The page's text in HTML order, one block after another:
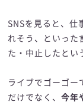
SNSを見ると、仕
れそう、といった
た・中止したとい
ライブでゴーゴー
だけでなく、今年